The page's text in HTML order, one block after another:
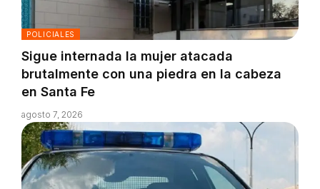
POLICIALES
Sigue internada la mujer atacada
brutalmente con una piedra en la cabeza
en Santa Fe
agosto 7, 2026